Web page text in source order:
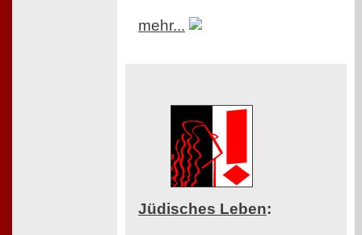
mehr...
Jüdisches Leben: